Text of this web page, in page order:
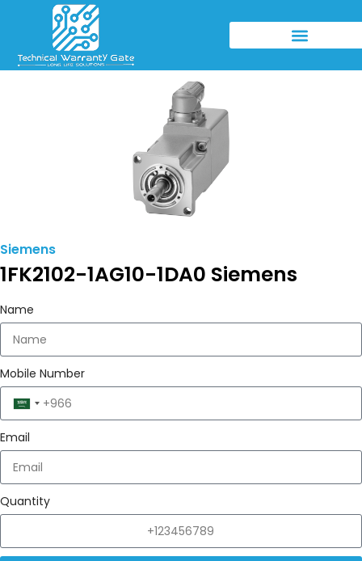
Siemens
1FK2102-1AG10-1DA0 Siemens
Name
Mobile Number
Saudi
+966
Email
Quantity